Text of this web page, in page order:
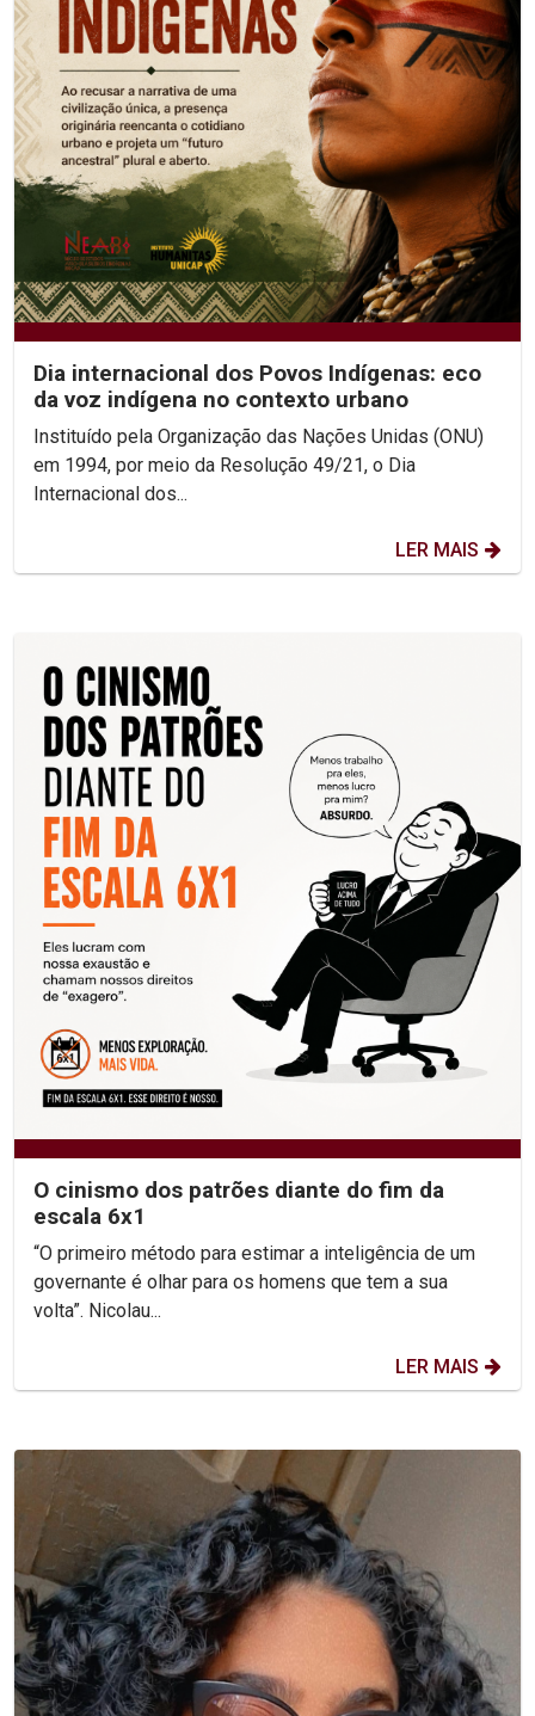
Dia internacional dos Povos Indígenas: eco
da voz indígena no contexto urbano
Instituído pela Organização das Nações Unidas (ONU)
em 1994, por meio da Resolução 49/21, o Dia
Internacional dos...
LER MAIS
O cinismo dos patrões diante do fim da
escala 6x1
“O primeiro método para estimar a inteligência de um
governante é olhar para os homens que tem a sua
volta”. Nicolau...
LER MAIS